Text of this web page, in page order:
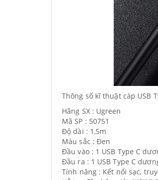
Thông số kĩ thuật cáp USB
Hãng SX : Ugreen
Mã SP : 50751
Độ dài : 1,5m
Màu sắc : Đen
Đầu vào : 1 USB Type C
Đầu ra : 1 USB Type C
Tính năng : Kết nối sạc,